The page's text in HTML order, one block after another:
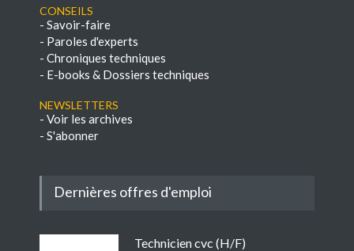
Conseils
- Savoir-faire
- Paroles d'experts
- Chroniques techniques
- E-books & Dossiers techniques
NEWSLETTERS
- Voir les archives
- S'abonner
Dernières offres d'emploi
Technicien cvc (H/F)